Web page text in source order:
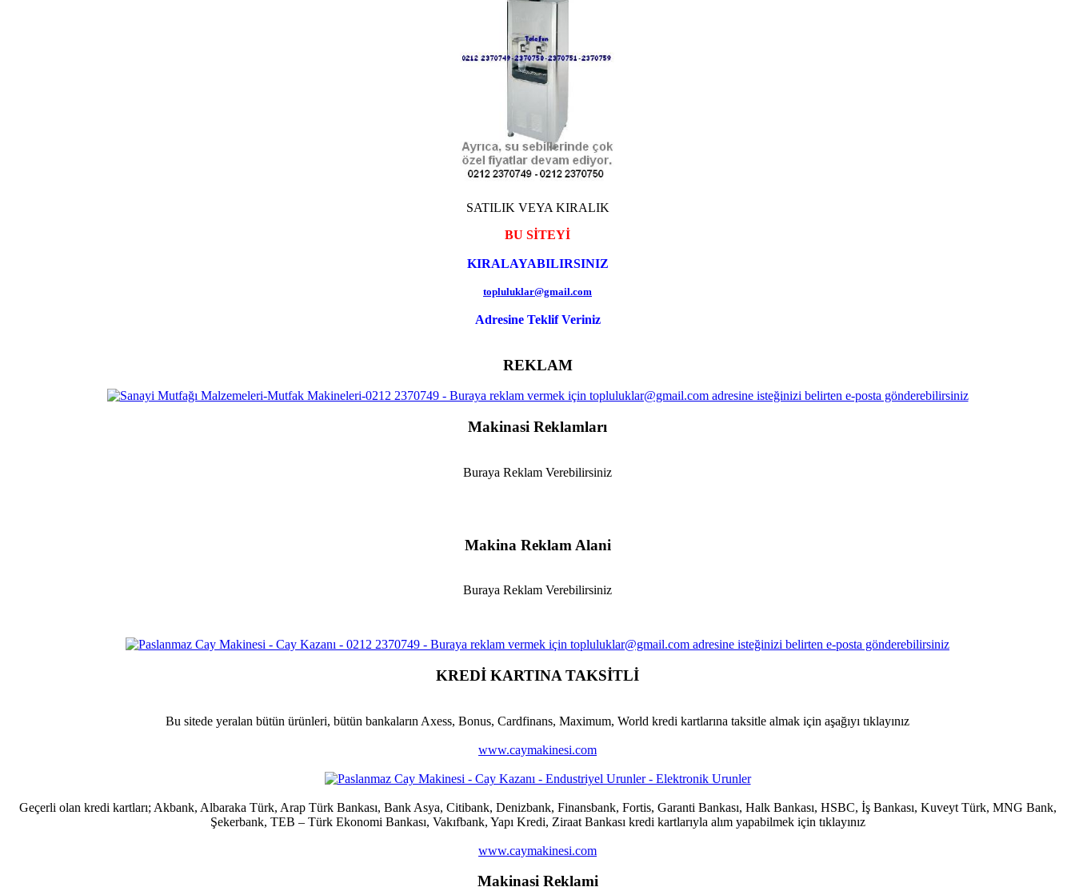
SATILIK VEYA KIRALIK
BU SİTEYİ
KIRALAYABILIRSINIZ
topluluklar@gmail.com
Adresine Teklif Veriniz
REKLAM
Makinasi Reklamları
Buraya Reklam Verebilirsiniz
Makina Reklam Alani
Buraya Reklam Verebilirsiniz
KREDİ KARTINA TAKSİTLİ
Bu sitede yeralan bütün ürünleri, bütün bankaların Axess, Bonus, Cardfinans, Maximum, World kredi kartlarına taksitle almak için aşağıyı tıklayınız
www.caymakinesi.com
Geçerli olan kredi kartları; Akbank, Albaraka Türk, Arap Türk Bankası, Bank Asya, Citibank, Denizbank, Finansbank, Fortis, Garanti Bankası, Halk Bankası, HSBC, İş Bankası, Kuveyt Türk, MNG Bank,
Şekerbank, TEB – Türk Ekonomi Bankası, Vakıfbank, Yapı Kredi, Ziraat Bankası kredi kartlarıyla alım yapabilmek için tıklayınız
www.caymakinesi.com
Makinasi Reklami